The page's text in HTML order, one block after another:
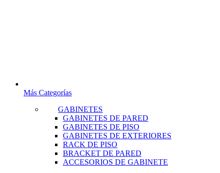
Más Categorías
GABINETES
GABINETES DE PARED
GABINETES DE PISO
GABINETES DE EXTERIORES
RACK DE PISO
BRACKET DE PARED
ACCESORIOS DE GABINETE